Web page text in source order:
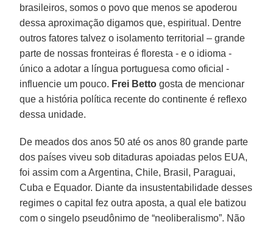
brasileiros, somos o povo que menos se apoderou
dessa aproximação digamos que, espiritual. Dentre
outros fatores talvez o isolamento territorial – grande
parte de nossas fronteiras é floresta - e o idioma -
único a adotar a língua portuguesa como oficial -
influencie um pouco. Frei Betto gosta de mencionar
que a história política recente do continente é reflexo
dessa unidade.
De meados dos anos 50 até os anos 80 grande parte
dos países viveu sob ditaduras apoiadas pelos EUA,
foi assim com a Argentina, Chile, Brasil, Paraguai,
Cuba e Equador. Diante da insustentabilidade desses
regimes o capital fez outra aposta, a qual ele batizou
com o singelo pseudônimo de “neoliberalismo”. Não